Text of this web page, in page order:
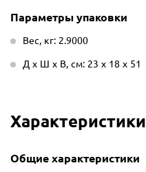
Параметры упаковки
Вес, кг: 2.9000
Д х Ш х В, см: 23 х 18 х 51
Характеристики
Общие характеристики